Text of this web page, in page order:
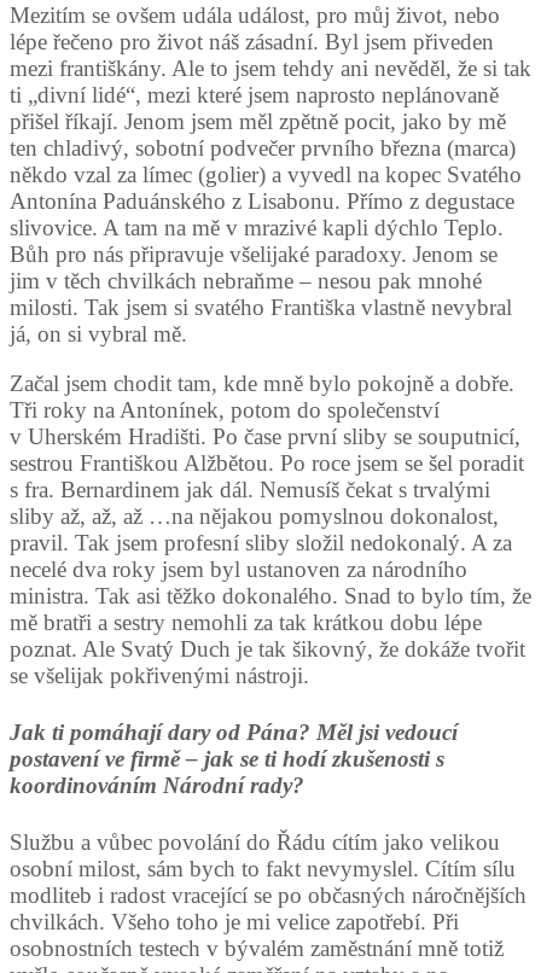
Mezitím se ovšem udála událost, pro můj život, nebo
lépe řečeno pro život náš zásadní. Byl jsem přiveden
mezi františkány. Ale to jsem tehdy ani nevěděl, že si tak
ti „divní lidé“, mezi které jsem naprosto neplánovaně
přišel říkají. Jenom jsem měl zpětně pocit, jako by mě
ten chladivý, sobotní podvečer prvního března (marca)
někdo vzal za límec (golier) a vyvedl na kopec Svatého
Antonína Paduánského z Lisabonu. Přímo z degustace
slivovice. A tam na mě v mrazivé kapli dýchlo Teplo.
Bůh pro nás připravuje všelijaké paradoxy. Jenom se
jim v těch chvilkách nebraňme – nesou pak mnohé
milosti. Tak jsem si svatého Františka vlastně nevybral
já, on si vybral mě.
Začal jsem chodit tam, kde mně bylo pokojně a dobře.
Tři roky na Antonínek, potom do společenství
v Uherském Hradišti. Po čase první sliby se souputnicí,
sestrou Františkou Alžbětou. Po roce jsem se šel poradit
s fra. Bernardinem jak dál. Nemusíš čekat s trvalými
sliby až, až, až …na nějakou pomyslnou dokonalost,
pravil. Tak jsem profesní sliby složil nedokonalý. A za
necelé dva roky jsem byl ustanoven za národního
ministra. Tak asi těžko dokonalého. Snad to bylo tím, že
mě bratři a sestry nemohli za tak krátkou dobu lépe
poznat. Ale Svatý Duch je tak šikovný, že dokáže tvořit
se všelijak pokřivenými nástroji.
Jak ti pomáhají dary od Pána? Měl jsi vedoucí
postavení ve firmě – jak se ti hodí zkušenosti s
koordinováním Národní rady?
Službu a vůbec povolání do Řádu cítím jako velikou
osobní milost, sám bych to fakt nevymyslel. Cítím sílu
modliteb i radost vracející se po občasných náročnějších
chvilkách. Všeho toho je mi velice zapotřebí. Při
osobnostních testech v bývalém zaměstnání mně totiž